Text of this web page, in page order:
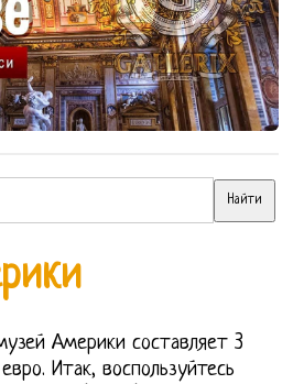
Америки составляет 3
Итак, воспользуйтесь